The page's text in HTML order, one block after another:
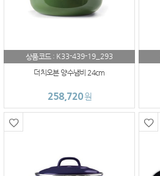
상품코드 : K33-439-19_293
더치오븐 양수냄비 24cm
258,720원